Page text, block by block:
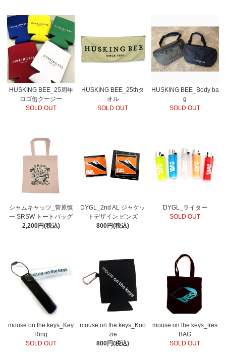
HUSKING BEE_25周年
ロゴ缶クージー
SOLD OUT
HUSKING BEE_25thタ
オル
SOLD OUT
HUSKING BEE_Body ba
g
SOLD OUT
シャムキャッツ_菅原慎
一 SRSW トートバッグ
2,200円(税込)
DYGL_2nd AL ジャケッ
トデザイン ピンズ
800円(税込)
DYGL_ライター
SOLD OUT
mouse on the keys_Key
Ring
SOLD OUT
mouse on the keys_Koo
zie
800円(税込)
mouse on the keys_tres
BAG
SOLD OUT